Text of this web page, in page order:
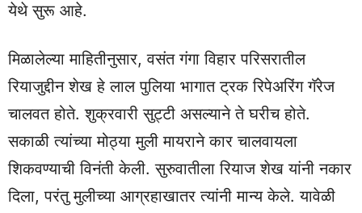
येथे सुरू आहे.
मिळालेल्या माहितीनुसार, वसंत गंगा विहार परिसरातील
रियाजुद्दीन शेख हे लाल पुलिया भागात ट्रक रिपेअरिंग गॅरेज
चालवत होते. शुक्रवारी सुट्टी असल्याने ते घरीच होते.
सकाळी त्यांच्या मोठ्या मुली मायराने कार चालवायला
शिकवण्याची विनंती केली. सुरुवातीला रियाज शेख यांनी नकार
दिला, परंतु मुलीच्या आग्रहाखातर त्यांनी मान्य केले. यावेळी